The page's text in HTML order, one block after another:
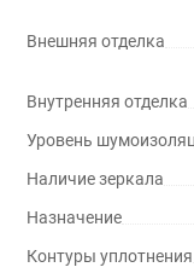
Внешняя отделка
Внутренняя отделка
Уровень
Наличие зеркала
Назначение
Контуры уплотнения